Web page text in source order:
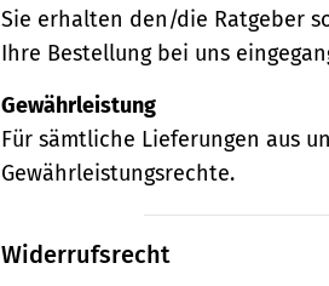
Sie erhalten den/die Ratgeber
Ihre Bestellung bei uns
Gewährleistung
Für sämtliche Lieferungen aus
Gewährleistungsrechte.
Widerrufsrecht